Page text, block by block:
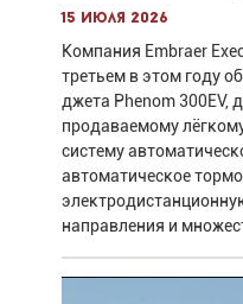
15 июля 2026
Компания Embraer
третьем в этом году
джета Phenom 300EV,
продаваемому
систему
автоматическое
направления и